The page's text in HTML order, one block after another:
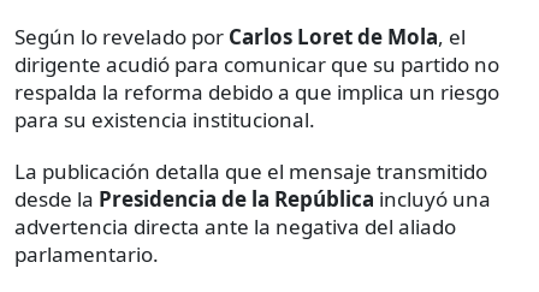
Según lo revelado por Carlos Loret de Mola, el
dirigente acudió para comunicar que su partido no
respalda la reforma debido a que implica un riesgo
para su existencia institucional.
La publicación detalla que el mensaje transmitido
desde la Presidencia de la República incluyó una
advertencia directa ante la negativa del aliado
parlamentario.